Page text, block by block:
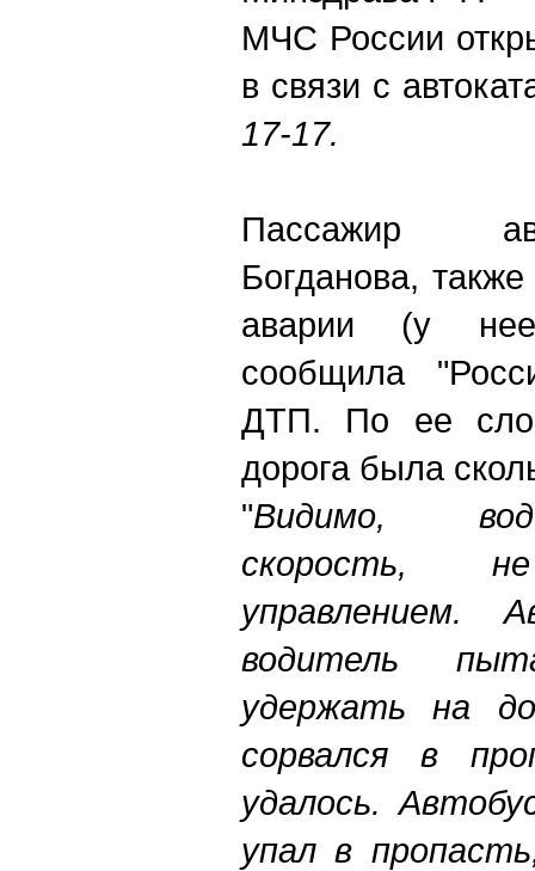
МЧС России
в связи с
17-17.
Пассажир
Богданова,
аварии (у
сообщила
ДТП. По ее
дорога была
"Видимо,
скорость,
управлением.
водитель
удержать на
сорвался в
удалось.
упал в